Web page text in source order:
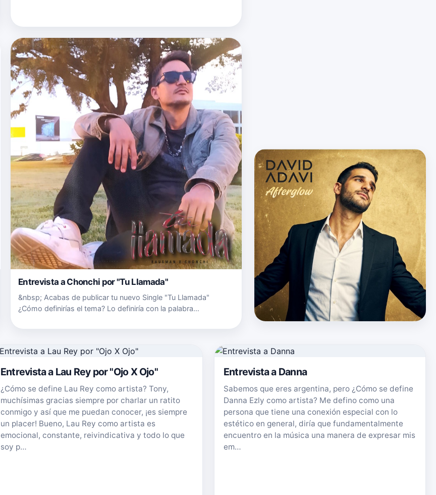
Entrevista a Chonchi por "Tu Llamada"
&nbsp; Acabas de publicar tu nuevo Single "Tu Llamada"
¿Cómo definirías el tema? Lo definiría con la palabra
las relaciones de pareja, La falta de comunicación hace desviar
Entrevista a Lau Rey por "Ojo X Ojo"
¿Cómo se define Lau Rey como artista? Tony,
muchísimas gracias siempre por charlar un ratito
conmigo y así que me puedan conocer, ¡es siempre
un placer! Bueno, Lau Rey como artista es
emocional, constante, reivindicativa y todo lo que
soy p…
Entrevista a Danna
Sabemos que eres argentina, pero ¿Cómo se define
Danna Ezly como artista? Me defino como una
persona que tiene una conexión especial con lo
estético en general, diría que fundamentalmente
encuentro en la música una manera de expresar mis
em…